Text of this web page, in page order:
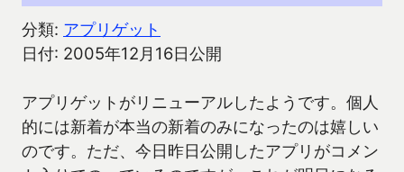
分類: アプリゲット
日付: 2005年12月16日公開
アプリゲットがリニューアルしたようです。個人
的には新着が本当の新着のみになったのは嬉しい
のです。ただ、今日昨日公開したアプリがコメン